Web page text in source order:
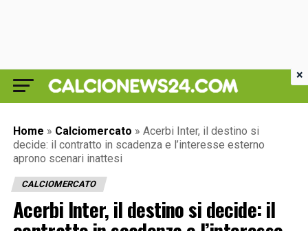
Home » Calciomercato » Acerbi Inter, il destino si
decide: il contratto in scadenza e l’interesse esterno
aprono scenari inattesi
CALCIOMERCATO
Acerbi Inter, il destino si decide: il
×